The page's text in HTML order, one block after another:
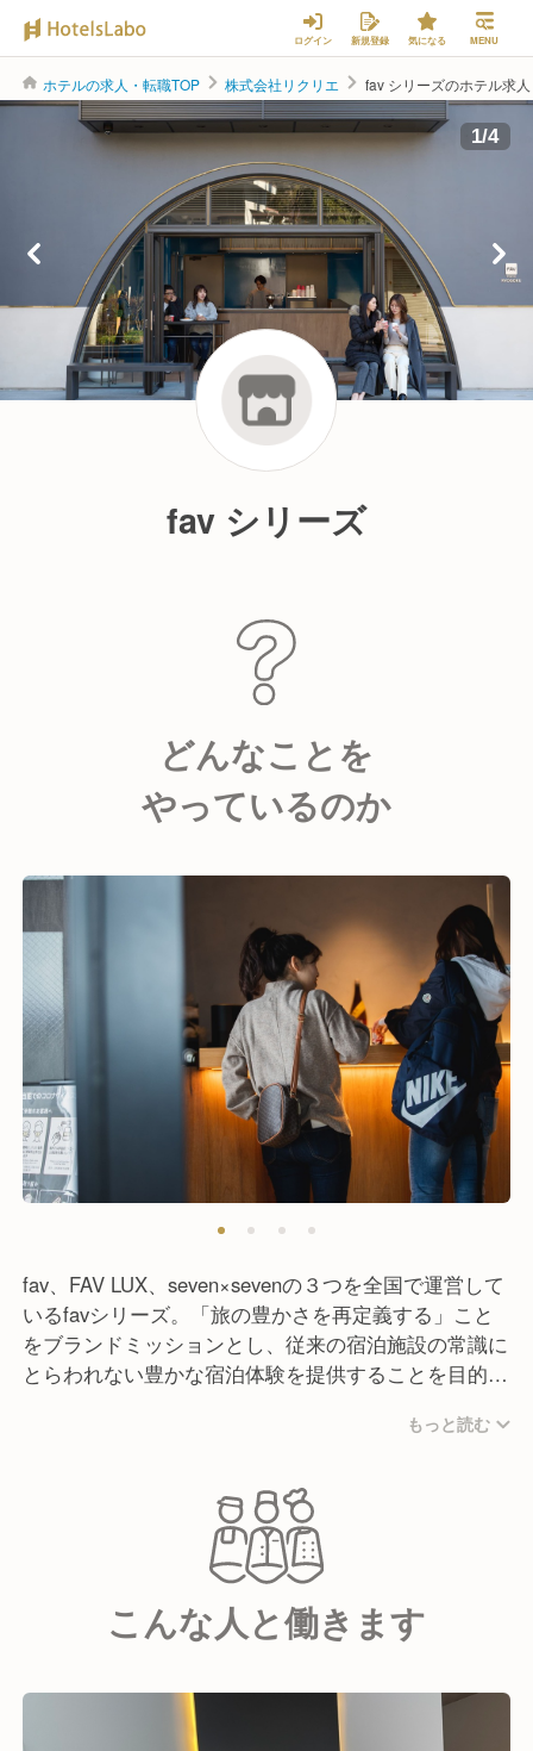
ログイン 新規登録 気になる MENU
ホテルの求人・転職TOP 株式会社リクリエ fav シリーズのホテル求
株式会社リクリエ 1/4
fav シリーズ
どんなことを
やっているのか
fav、FAV LUX、seven×sevenの３つを全国で運営して
いるfavシリーズ。「旅の豊かさを再定義する」こと
をブランドミッションとし、従来の宿泊施設の常識に
とらわれない豊かな宿泊体験を提供することを目的と
具体的にはグループステイ向けの広々としたお部屋を
インの導入、カフェとのコラボなどがあります。
もっと読む
こんな人と働きます